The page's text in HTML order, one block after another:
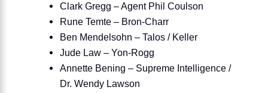
Clark Gregg – Agent Phil Coulson
Rune Temte – Bron-Charr
Ben Mendelsohn – Talos / Keller
Jude Law – Yon-Rogg
Annette Bening – Supreme Intelligence /
Dr. Wendy Lawson